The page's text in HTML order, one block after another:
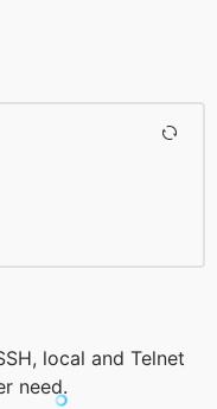
local and Telnet
need.